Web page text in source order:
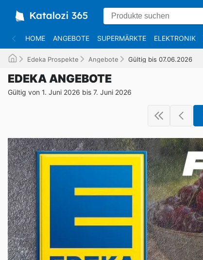
HOME ANGEBOTE SUPERMÄRKTE ELEKTRONIK
Edeka Prospekte Angebote Gültig bis 07.06.2026
EDEKA ANGEBOTE
Gültig von 1. Juni 2026 bis 7. Juni 2026